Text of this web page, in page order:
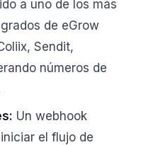
a uno de los más
de eGrow
Sendit,
números de
Un webhook
el flujo de